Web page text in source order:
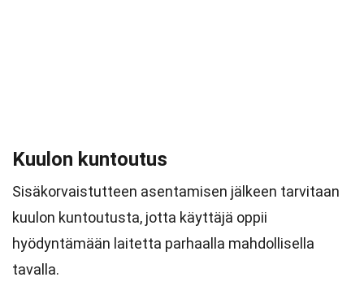
Kuulon kuntoutus
Sisäkorvaistutteen asentamisen jälkeen tarvitaan
kuulon kuntoutusta, jotta käyttäjä oppii
hyödyntämään laitetta parhaalla mahdollisella
tavalla.